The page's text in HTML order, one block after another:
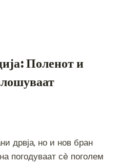
Поленот и
дрвја, но и нов бран
погодуваат сè поголем